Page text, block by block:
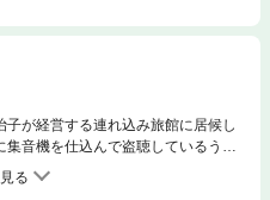
が経営する連れ込み旅館に居候し
音機を仕込んで盗聴しているうち
に不審な点があることを知った。
り、治子とともに関係者を調べ始